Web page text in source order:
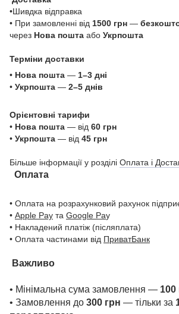
•Шивдка відправка
• При замовленні від 1500 грн —
через Нова пошта або Укрпошта
Терміни доставки
• Нова пошта — 1–3 дні
• Укрпошта — 2–5 днів
Орієнтовні тарифи
• Нова пошта — від 60 грн
• Укрпошта — від 45 грн
Більше інформації у розділі Оплата і
Оплата
• Оплата на розрахунковий рахунок
• Apple Pay та Google Pay
• Накладений платіж (післяплата)
• Оплата частинами від ПриватБанк
Важливо
• Мінімальна сума замовлення — 100
• Замовлення до 300 грн — тільки за